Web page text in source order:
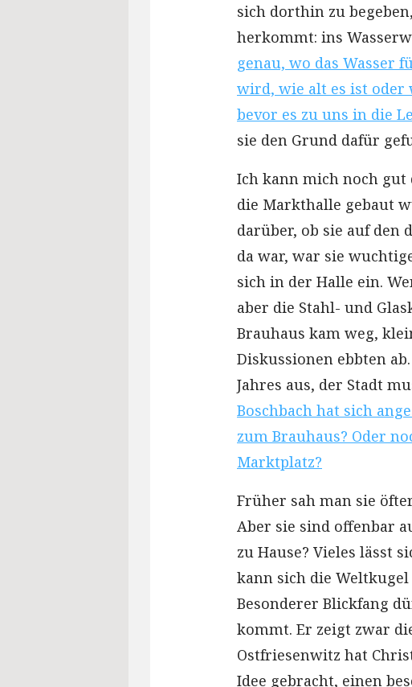
sich dorthin zu
herkommt: ins
genau, wo das Wasser
wird, wie alt es ist oder
bevor es zu uns in die
sie den Grund dafür
Ich kann mich noch
die Markthalle gebaut
darüber, ob sie auf den
da war, war sie
sich in der Halle ein.
aber die Stahl- und
Brauhaus kam weg,
Diskussionen ebbten
Jahres aus, der Stadt
Boschbach hat sich
zum Brauhaus? Oder
Marktplatz?
Früher sah man sie
Aber sie sind offenbar
zu Hause? Vieles lässt
kann sich die
Besonderer Blickfang
kommt. Er zeigt zwar
Ostfriesenwitz hat
Idee gebracht, einen